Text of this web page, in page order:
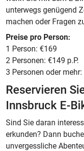
unterwegs genügend
machen oder Fragen
Preise pro Person:
1 Person: €169
2 Personen: €149 p.P.
3 Personen oder mehr:
Reservieren
Innsbruck E-
Sind Sie daran
erkunden? Dann
unvergessliche